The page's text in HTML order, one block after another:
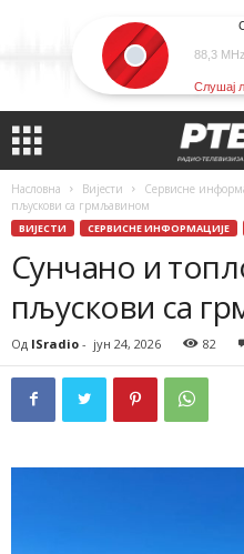
88,3 MHz
Слушај
Насловна Вијести Сервисне
пљускови са грмљавином
ВИЈЕСТИ СЕРВИСНЕ ИНФОРМАЦИЈЕ
Сунчано и
пљускови са
Од ISradio - јун 24, 2026 82